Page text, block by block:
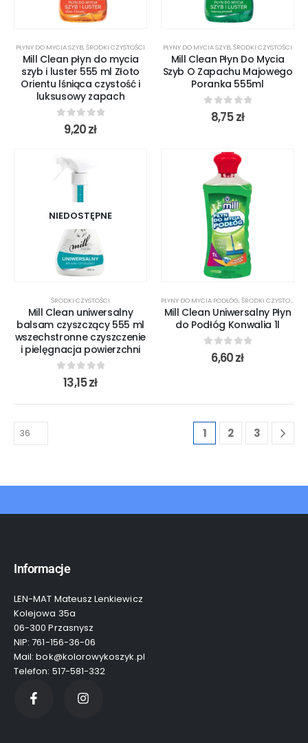
PŁYNY DO MYCIA SZYB,ŚRODKI CZYSTOŚCI
Mill Clean płyn do mycia
szyb i luster 555 ml Złoto
Orientu lśniąca czystość i
luksusowy zapach
out of 5
9,20zł
PŁYNY DO MYCIA SZYB,ŚRODKI CZYSTOŚCI
Mill Clean Płyn Do Mycia
Szyb O Zapachu Majowego
Poranka 555ml
out of 5
8,75zł
NIEDOSTĘPNE
ŚRODKI CZYSTOŚCI
Mill Clean uniwersalny
balsam czyszczący 555 ml
wszechstronne czyszczenie
i pielęgnacja powierzchni
out of 5
13,15zł
PŁYNY DO MYCIA PODŁÓG,ŚRODKI CZYSTOŚCI
Mill Clean Uniwersalny Płyn
do Podłóg Konwalia 1l
out of 5
6,60zł
1 2 3
Informacje
LEN-MAT Mateusz Lenkiewicz
Kolejowa 35a
06-300 Przasnysz
NIP: 761-156-36-06
Mail: bok@kolorowykoszyk.pl
Telefon: 517-581-332